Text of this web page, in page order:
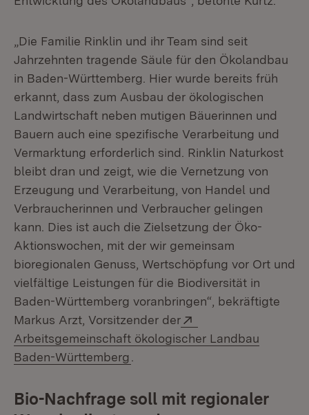
„Die Familie Rinklin und ihr Team sind seit
Jahrzehnten tragende Säule für den Ökolandbau
in Baden-Württemberg. Hier wurde bereits früh
erkannt, dass zum Ausbau der ökologischen
Landwirtschaft neben mutigen Bäuerinnen und
Bauern auch eine spezifische Verarbeitung und
Vermarktung erforderlich sind. Rinklin Naturkost
bleibt dran und zeigt, wie die Vernetzung von
Erzeugung und Verarbeitung, von Handel und
Verbraucherinnen und Verbraucher gelingen
kann. Dies ist auch die Zielsetzung der Öko-
Aktionswochen, mit der wir gemeinsam
bioregionalen Genuss, Wertschöpfung vor Ort und
vielfältige Leistungen für die Biodiversität in
Baden-Württemberg voranbringen“, bekräftigte
Markus Arzt, Vorsitzender der
Arbeitsgemeinschaft ökologischer Landbau
Baden-Württemberg
Bio-Nachfrage soll mit regionaler